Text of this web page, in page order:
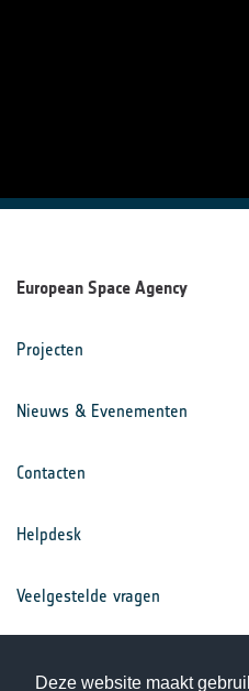
Deze website maakt
European Space Agency
Projecten
Nieuws & Evenementen
Contacten
Helpdesk
Veelgestelde vragen